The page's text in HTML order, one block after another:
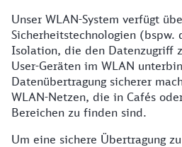
Unser WLAN-System verfügt
Sicherheitstechnologien (bspw.
Isolation, die den Datenzugriff
User-Geräten im WLAN
Datenübertragung sicherer
WLAN-Netzen, die in Cafés
Bereichen zu finden sind.
Um eine sichere Übertragung